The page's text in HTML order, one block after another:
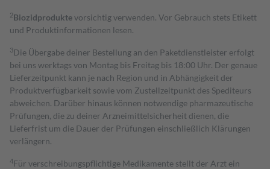
2Biozidproduktevorsichtig verwenden. Vor Gebrauch stets Etikett
und Produktinformationen lesen.
3Die Übergabe deiner Bestellung an den Paketdienstleister erfolgt
bei uns werktags von Montag bis Freitag bis 18:00 Uhr. Der genaue
Lieferzeitpunkt kann je nach Region und in Abhängigkeit der
Produktverfügbarkeit sowie vom Zustellzeitpunkt des Spediteurs
abweichen. Darüber hinaus können notwendige pharmazeutische
Prüfungen, die zu deiner Arzneimittelsicherheit dienen, die
Lieferfrist um die Dauer der Prüfungen einschließlich Klärungen
verlängern.
4Für verschreibungspflichtige Medikamente stellt der Arzt ein